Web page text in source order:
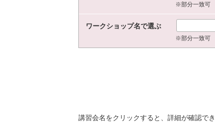
※部分一致可
ワークショップ名で選ぶ
※部分一致可
講習会名をクリックすると、詳細が確認で